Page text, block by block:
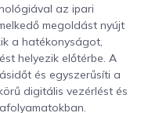
az ipari
megoldást nyújt
a hatékonyságot,
helyezik előtérbe. A
és egyszerűsíti a
digitális vezérlést és